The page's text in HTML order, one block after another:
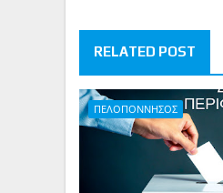
RELATED POST
ΠΕΛΟΠΟΝΝΗΣΟΣ